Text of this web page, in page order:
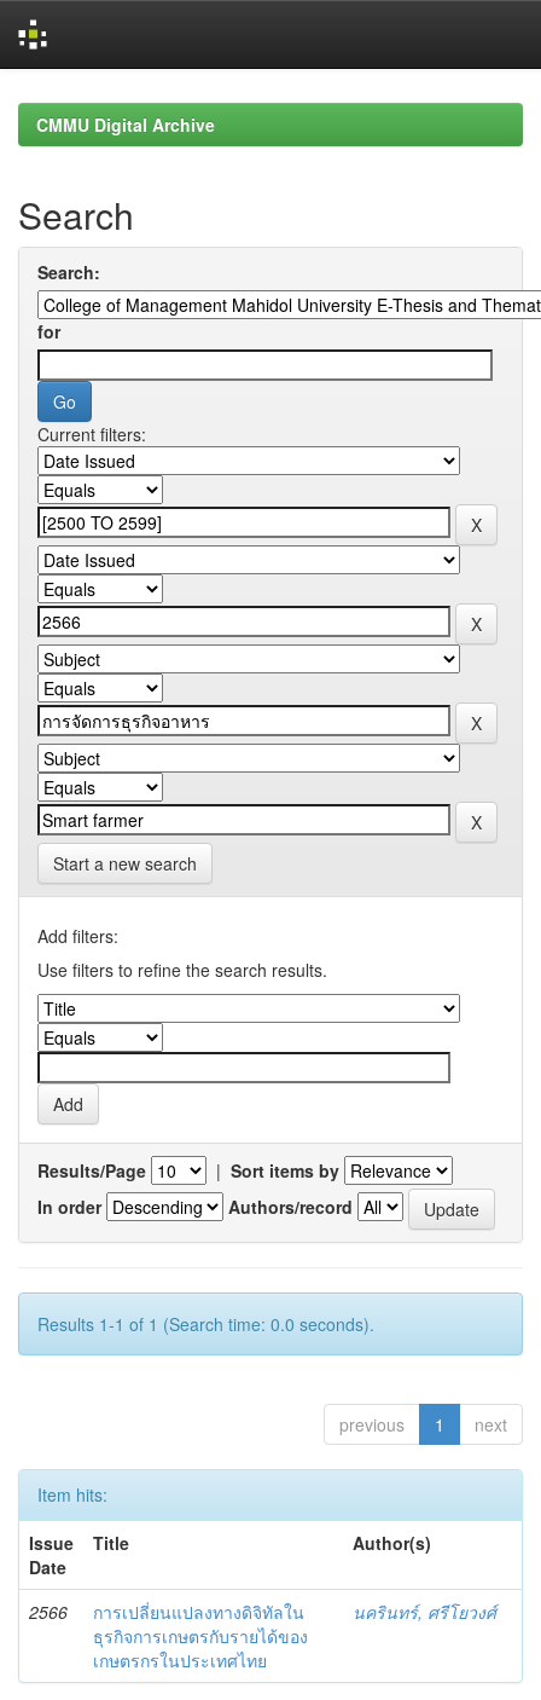
navigationCMMU Digital Archive
Search
Search:
for
Current filters:
Start a new search
Add filters:
Use filters to refine the search results.
Results/Page | Sort items by
In order
Authors/record
Results 1-1 of 1 (Search time: 0.0 seconds).
previous 1 next
Item hits:
Issue
Date
Title Author(s)
2566
การเปลี่ยนแปลงทางดิจิทัลใน
ธุรกิจการเกษตรกับรายได้ของ
เกษตรกรในประเทศไทย
นครินทร์, ศรีโยวงศ์